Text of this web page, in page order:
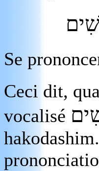
Se
Ceci dit,
vocalisé